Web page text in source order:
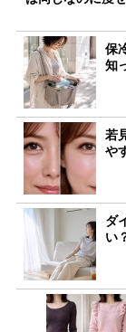
保
知
若
や
ダ
い